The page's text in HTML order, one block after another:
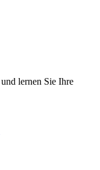
lernen Sie Ihre